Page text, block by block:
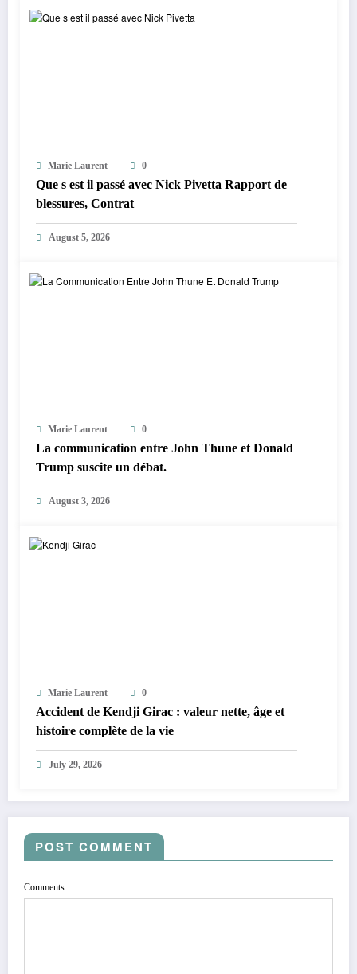
Marie Laurent 0
Que s est il passé avec Nick Pivetta Rapport de
blessures, Contrat
August 5, 2026
Marie Laurent 0
La communication entre John Thune et Donald
Trump suscite un débat.
August 3, 2026
Marie Laurent 0
Accident de Kendji Girac : valeur nette, âge et
histoire complète de la vie
July 29, 2026
POST COMMENT
Comments